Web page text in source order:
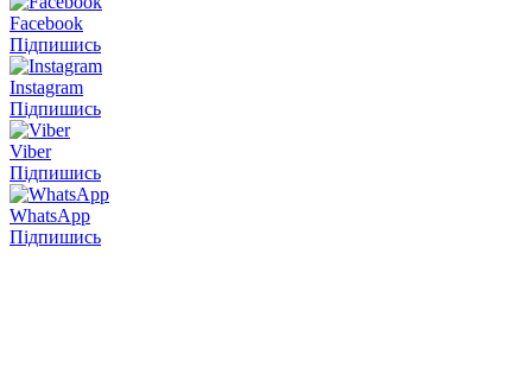
Facebook
Підпишись
Instagram
Підпишись
Viber
Підпишись
WhatsApp
Підпишись